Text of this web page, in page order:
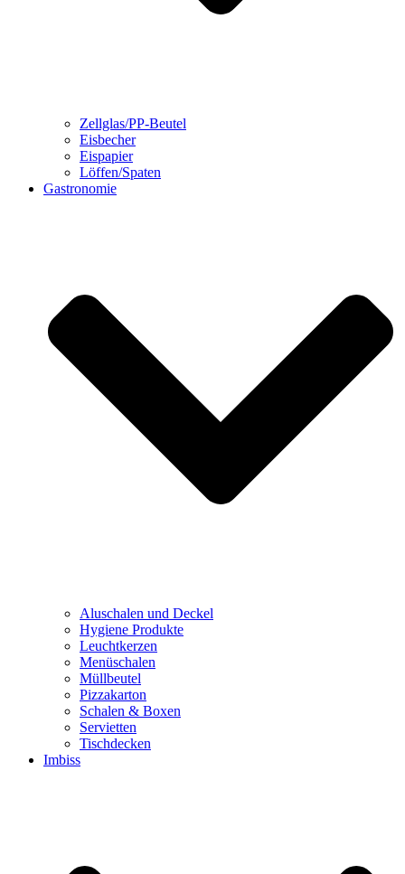
Zellglas/PP-Beutel
Eisbecher
Eispapier
Löffen/Spaten
Gastronomie
Aluschalen und Deckel
Hygiene Produkte
Leuchtkerzen
Menüschalen
Müllbeutel
Pizzakarton
Schalen & Boxen
Servietten
Tischdecken
Imbiss